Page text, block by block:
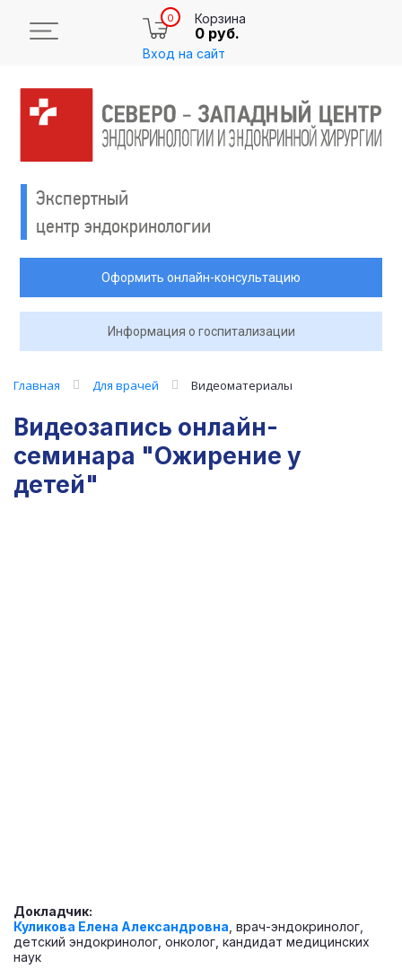
0 Корзина
0 руб.
Вход на сайт
Экспертный
центр эндокринологии
Оформить онлайн-консультацию
Информация о госпитализации
Главная Для врачей Видеоматериалы
Видеозапись онлайн-
семинара "Ожирение у
детей"
Докладчик:
Куликова Елена Александровна , врач-эндокринолог,
детский эндокринолог, онколог, кандидат медицинских
наук